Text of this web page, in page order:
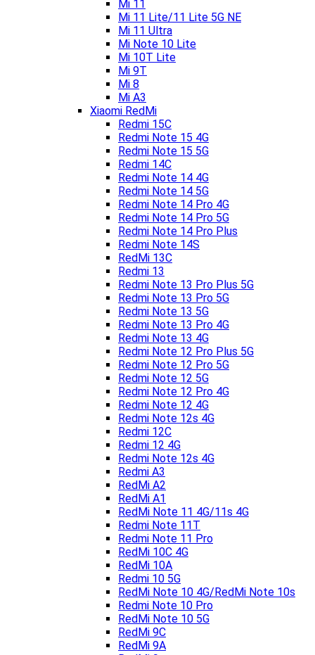
Mi 11
Mi 11 Lite/11 Lite 5G NE
Mi 11 Ultra
Mi Note 10 Lite
Mi 10T Lite
Mi 9T
Mi 8
Mi A3
Xiaomi RedMi
Redmi 15C
Redmi Note 15 4G
Redmi Note 15 5G
Redmi 14C
Redmi Note 14 4G
Redmi Note 14 5G
Redmi Note 14 Pro 4G
Redmi Note 14 Pro 5G
Redmi Note 14 Pro Plus
Redmi Note 14S
RedMi 13C
Redmi 13
Redmi Note 13 Pro Plus 5G
Redmi Note 13 Pro 5G
Redmi Note 13 5G
Redmi Note 13 Pro 4G
Redmi Note 13 4G
Redmi Note 12 Pro Plus 5G
Redmi Note 12 Pro 5G
Redmi Note 12 5G
Redmi Note 12 Pro 4G
Redmi Note 12 4G
Redmi Note 12s 4G
Redmi 12C
Redmi 12 4G
Redmi Note 12s 4G
Redmi A3
RedMi A2
RedMi A1
RedMi Note 11 4G/11s 4G
Redmi Note 11T
Redmi Note 11 Pro
RedMi 10C 4G
RedMi 10A
Redmi 10 5G
RedMi Note 10 4G/RedMi Note 10s
Redmi Note 10 Pro
RedMi Note 10 5G
RedMi 9C
RedMi 9A